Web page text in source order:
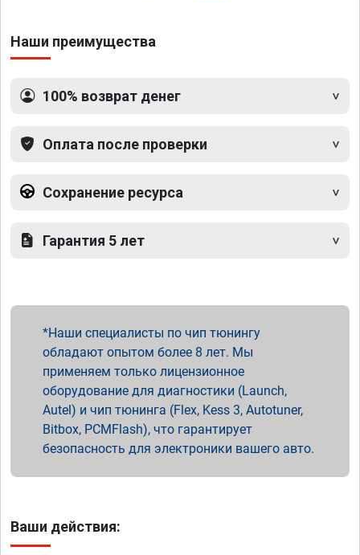
Наши преимущества
100% возврат денег
Оплата после проверки
Сохранение ресурса
Гарантия 5 лет
Наши специалисты по чип тюнингу
обладают опытом более 8 лет. Мы
применяем только лицензионное
оборудование для диагностики (Launch,
Autel) и чип тюнинга (Flex, Kess 3, Autotuner,
Bitbox, PCMFlash), что гарантирует
безопасность для электроники вашего авто.
Ваши действия: